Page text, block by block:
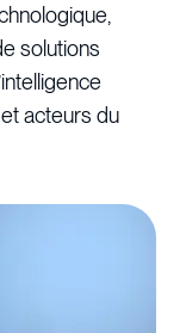
solutions
acteurs du